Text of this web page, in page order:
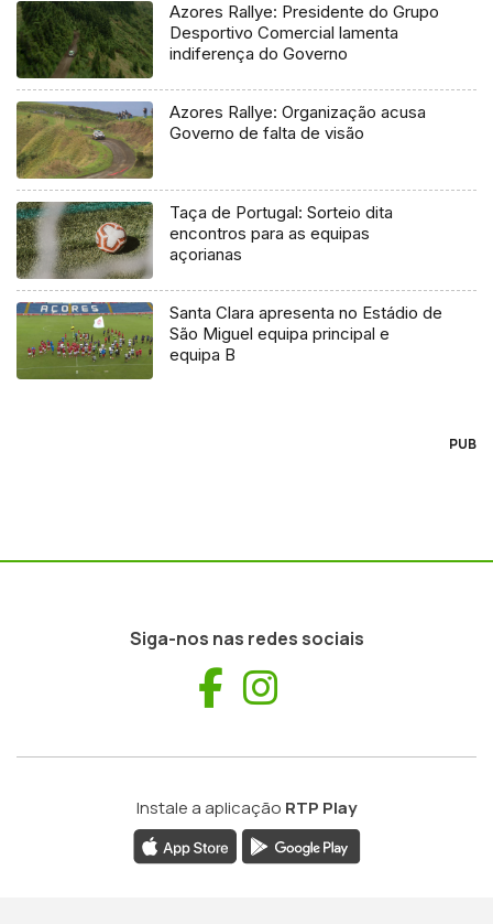
Azores Rallye: Presidente do Grupo
Desportivo Comercial lamenta
indiferença do Governo
Azores Rallye: Organização acusa
Governo de falta de visão
Taça de Portugal: Sorteio dita
encontros para as equipas
açorianas
Santa Clara apresenta no Estádio de
São Miguel equipa principal e
equipa B
PUB
Siga-nos nas redes sociais
Facebook
Instale a aplicação RTP Play